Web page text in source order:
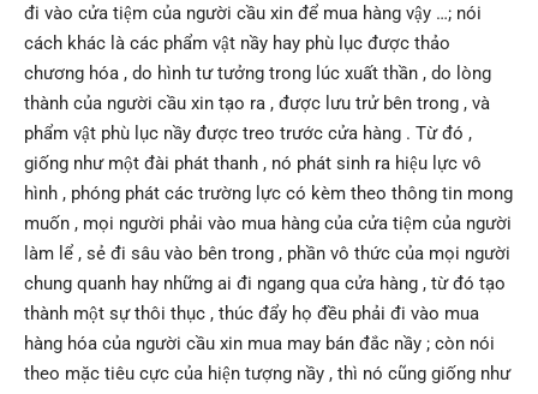
đi vào cửa tiệm của người cầu xin để mua hàng vậy …; nói
cách khác là các phẩm vật nầy hay phù lục được thảo
chương hóa , do hình tư tưởng trong lúc xuất thần , do lòng
thành của người cầu xin tạo ra , được lưu trử bên trong , và
phẩm vật phù lục nầy được treo trước cửa hàng . Từ đó ,
giống như một đài phát thanh , nó phát sinh ra hiệu lực vô
hình , phóng phát các trường lực có kèm theo thông tin mong
muốn , mọi người phải vào mua hàng của cửa tiệm của người
làm lể , sẻ đi sâu vào bên trong , phần vô thức của mọi người
chung quanh hay những ai đi ngang qua cửa hàng , từ đó tạo
thành một sự thôi thục , thúc đẩy họ đều phải đi vào mua
hàng hóa của người cầu xin mua may bán đắc nầy ; còn nói
theo mặc tiêu cực của hiện tượng nầy , thì nó cũng giống như